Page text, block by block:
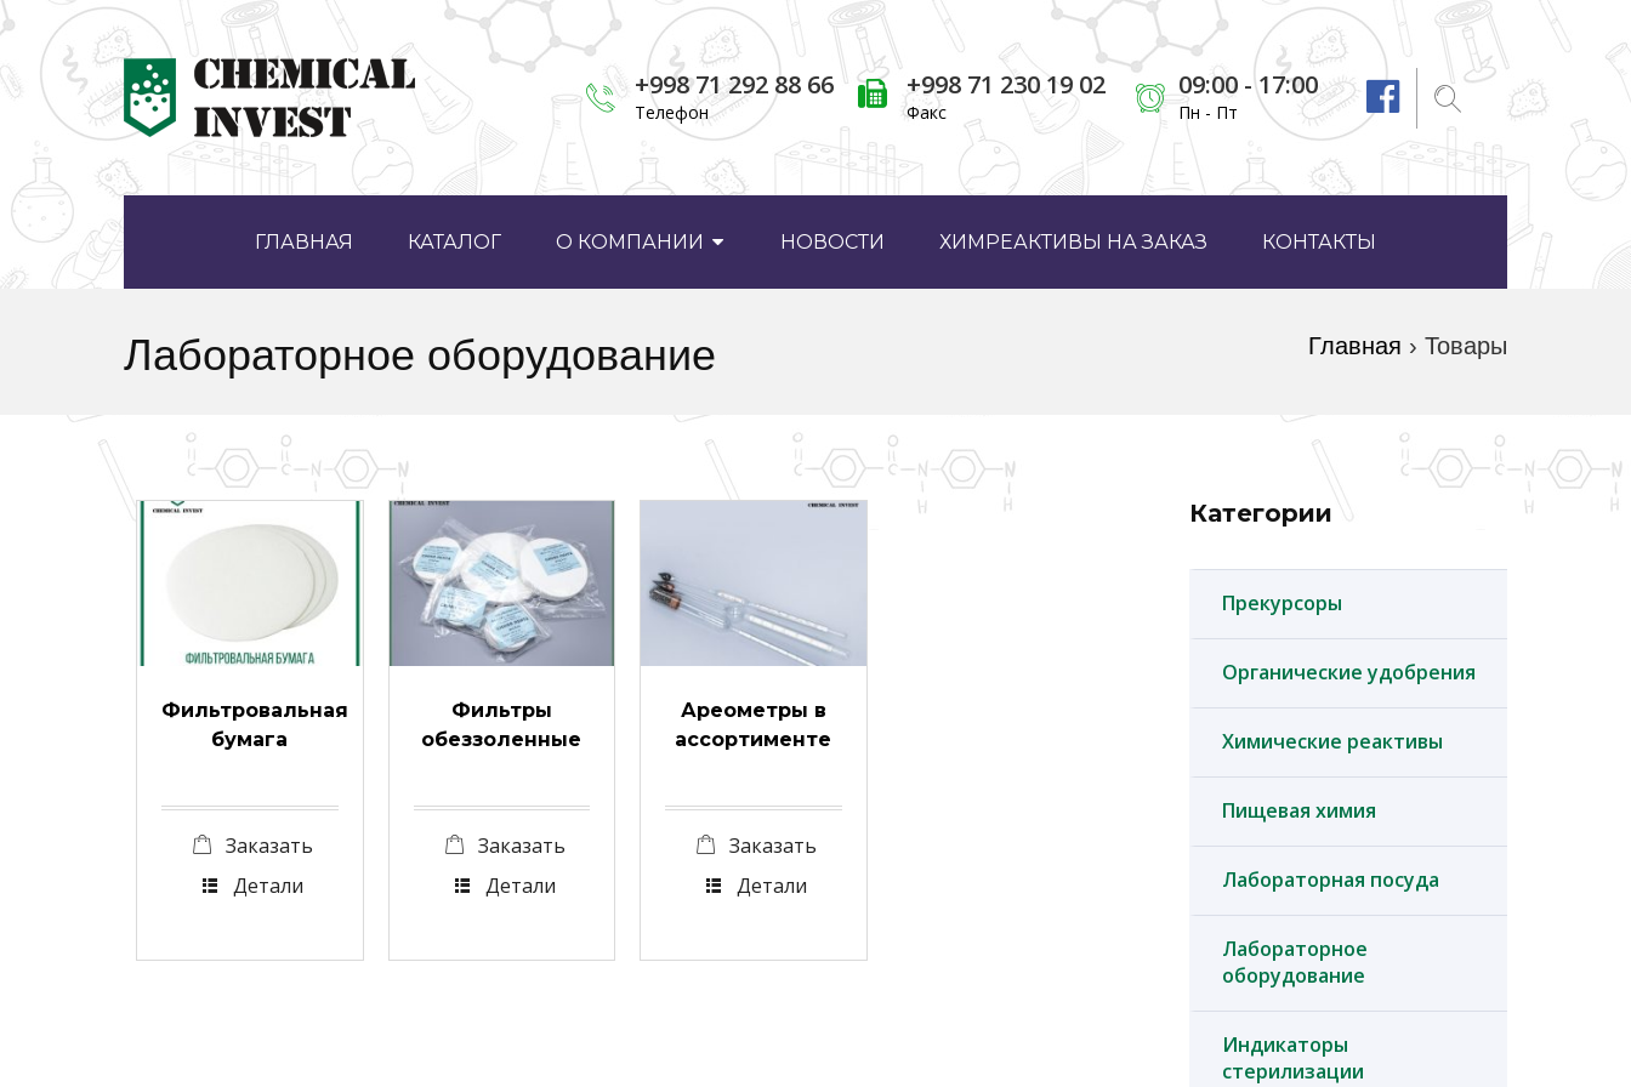
+998 71 292 88 66
Телефон
+998 71 230 19 02
Факс
09:00 - 17:00
Пн - Пт
ГЛАВНАЯ КАТАЛОГ О КОМПАНИИ НОВОСТИ ХИМРЕАКТИВЫ НА ЗАКАЗ КОНТАКТЫ
Лабораторное оборудование Главная › Товары
Фильтровальная
бумага
Заказать
Детали
Фильтры
обеззоленные
Заказать
Детали
Ареометры в
ассортименте
Заказать
Детали
Категории
Прекурсоры
Органические удобрения
Химические реактивы
Пищевая химия
Лабораторная посуда
Лабораторное
оборудование
Индикаторы
стерилизации